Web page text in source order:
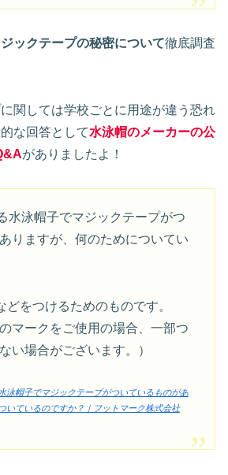
ックテープの秘密について徹底調査
関しては学校ごとに用途が違う恐れ
な回答として水泳帽のメーカーの公
がありましたよ！
泳帽子でマジックテープがつ
りますが、何のためについてい
をつけるためのものです。
マークをご使用の場合、一部つ
い場合がございます。）
泳帽子でマジックテープがついているものがあ
いているのですか？｜フットマーク株式会社